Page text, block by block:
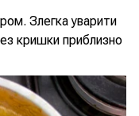
Злегка уварити
кришки приблизно